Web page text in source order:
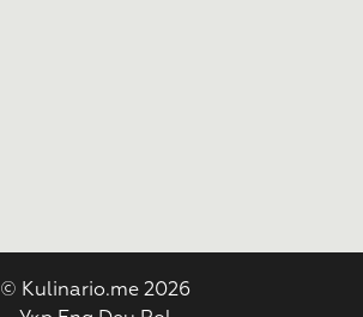
© Kulinario.me 2026